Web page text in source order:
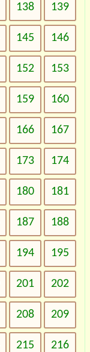
138 139
145 146
152 153
159 160
166 167
173 174
180 181
187 188
194 195
201 202
208 209
215 216